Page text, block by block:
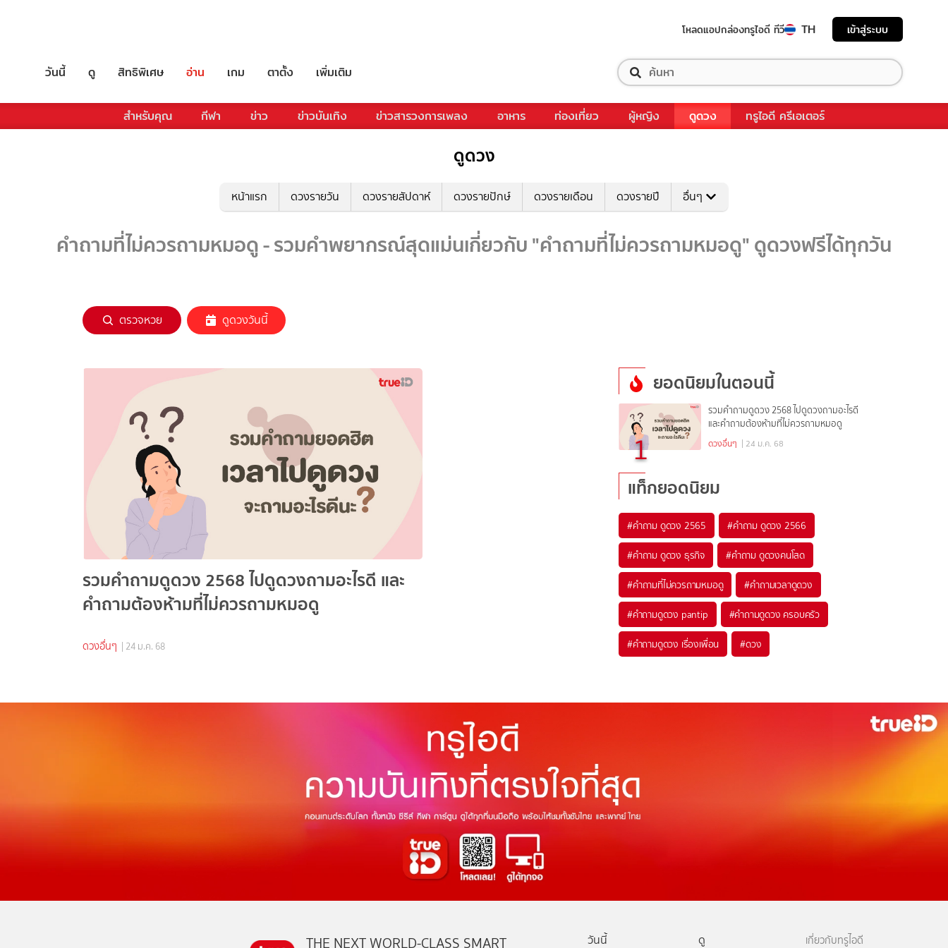
โหลดแอปกล่องทรูไอดี ทีวี TH เข้าสู่ระบบ
วันนี้ ดู สิทธิพิเศษ อ่าน เกม ตาตั้ง เพิ่มเติม
สำหรับคุณ กีฬา ข่าว ข่าวบันเทิง ข่าวสารวงการเพลง อาหาร ท่องเที่ยว ผู้หญิง ดูดวง ทรูไอดี ครีเอเตอร์
ดูดวง
หน้าแรก ดวงรายวัน ดวงรายสัปดาห์ ดวงรายปักษ์ ดวงรายเดือน ดวงรายปี อื่นๆ
คำถามที่ไม่ควรถามหมอดู - รวมคำพยากรณ์สุดแม่นเกี่ยวกับ "คำถามที่ไม่ควรถามหมอดู" ดูดวงฟรีได้ทุกวัน
ตรวจหวย ดูดวงวันนี้
รวมคำถามดูดวง 2568 ไปดูดวงถามอะไรดี และ
คำถามต้องห้ามที่ไม่ควรถามหมอดู
ดวงอื่นๆ | 24 ม.ค. 68
ยอดนิยมในตอนนี้
1
รวมคำถามดูดวง 2568 ไปดูดวงถามอะไรดี
และคำถามต้องห้ามที่ไม่ควรถามหมอดู
ดวงอื่นๆ | 24 ม.ค. 68
แท็กยอดนิยม
#คำถาม ดูดวง 2565 #คำถาม ดูดวง 2566
#คำถาม ดูดวง ธุรกิจ #คำถาม ดูดวงคนโสด
#คำถามที่ไม่ควรถามหมอดู #คำถามเวลาดูดวง
#คําถามดูดวง pantip #คําถามดูดวง ครอบครัว
#คําถามดูดวง เรื่องเพื่อน #ดวง
THE NEXT WORLD-CLASS SMART วันนี้ ดู เกี่ยวกับทรูไอดี